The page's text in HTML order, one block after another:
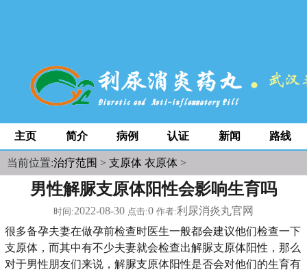
主页 简介 病例 认证 新闻 路线
当前位置:治疗范围 > 支原体 衣原体 >
男性解脲支原体阳性会影响生育吗
时间:2022-08-30 点击:0 作者:利尿消炎丸官网
很多备孕夫妻在做孕前检查时医生一般都会建议他们检查一下
支原体，而其中有不少夫妻就会检查出解脲支原体阳性，那么
对于男性朋友们来说，解脲支原体阳性是否会对他们的生育有